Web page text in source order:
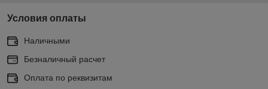
Условия оплаты
Наличными
Безналичный расчет
Оплата по реквизитам